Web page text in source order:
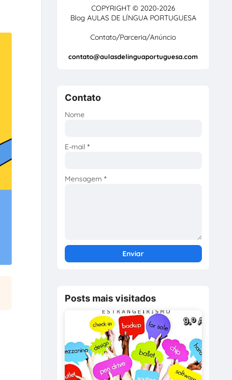
COPYRIGHT © 2020-2026
Blog AULAS DE LÍNGUA PORTUGUESA
Contato/Parceria/Anúncio
contato@aulasdelinguaportuguesa.com
Contato
Nome
E-mail *
Mensagem *
Posts mais visitados